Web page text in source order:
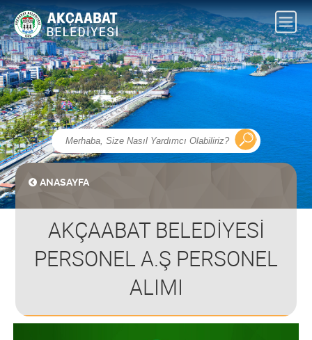
ANASAYFA
AKÇAABAT BELEDİYESİ
PERSONEL A.Ş PERSONEL
ALIMI